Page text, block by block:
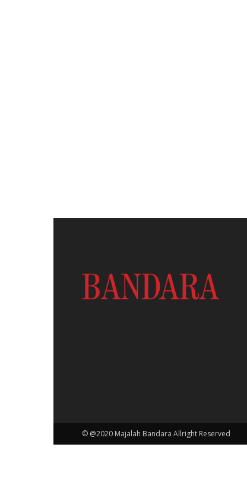
© @2020 Majalah Bandara Allright Reserved